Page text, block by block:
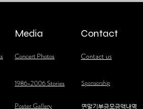
Media
Concert Photos
Contact
Contact us
1986-2006 Stories Sponsorship
Poster Gallery ​연말기부금모금액내역